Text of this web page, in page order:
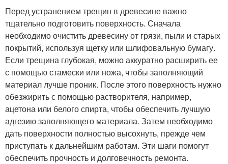
Перед устранением трещин в древесине важно
тщательно подготовить поверхность. Сначала
необходимо очистить древесину от грязи, пыли и старых
покрытий, используя щетку или шлифовальную бумагу.
Если трещина глубокая, можно аккуратно расширить ее
с помощью стамески или ножа, чтобы заполняющий
материал лучше проник. После этого поверхность нужно
обезжирить с помощью растворителя, например,
ацетона или белого спирта, чтобы обеспечить лучшую
адгезию заполняющего материала. Затем необходимо
дать поверхности полностью высохнуть, прежде чем
приступать к дальнейшим работам. Эти шаги помогут
обеспечить прочность и долговечность ремонта.